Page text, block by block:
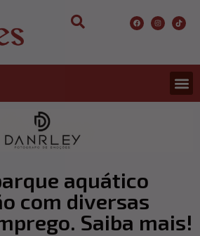
aquático
com diversas
Saiba mais!